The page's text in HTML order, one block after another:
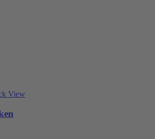
View